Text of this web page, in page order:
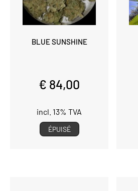
BLUE SUNSHINE
€ 84,00
incl. 13% TVA
ÉPUISÉ